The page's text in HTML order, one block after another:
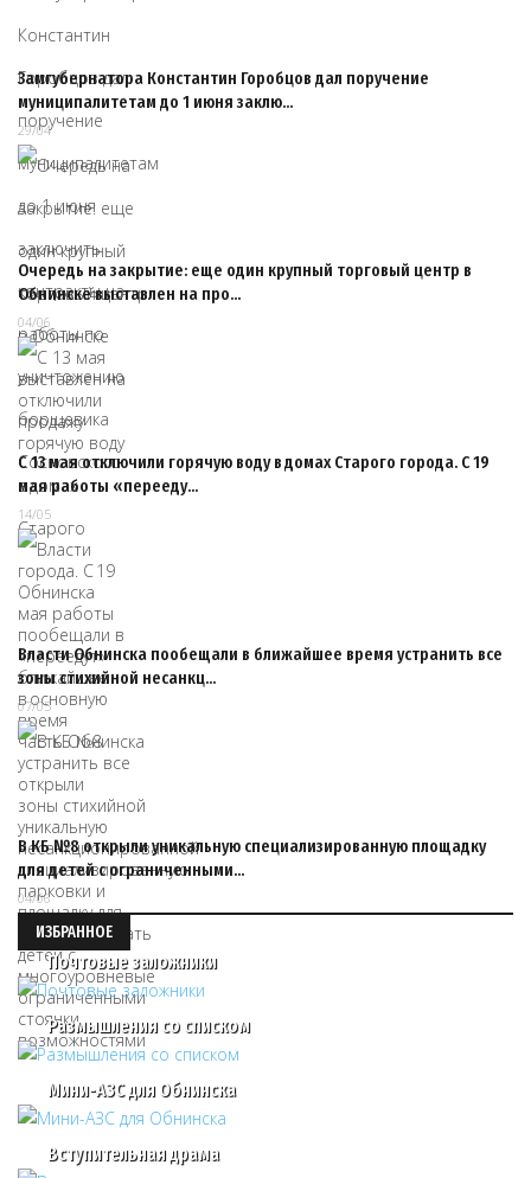
Замгубернатора Константин Горобцов дал поручение
муниципалитетам до 1 июня заклю…
29/04
Очередь на закрытие: еще один крупный торговый центр в
Обнинске выставлен на про…
04/06
С 13 мая отключили горячую воду в домах Старого города. С 19
мая работы «перееду…
14/05
Власти Обнинска пообещали в ближайшее время устранить все
зоны стихийной несанкц…
07/05
В КБ №8 открыли уникальную специализированную площадку
для детей с ограниченными…
04/06
ИЗБРАННОЕ
Почтовые заложники
Размышления со списком
Мини-АЗС для Обнинска
Вступительная драма